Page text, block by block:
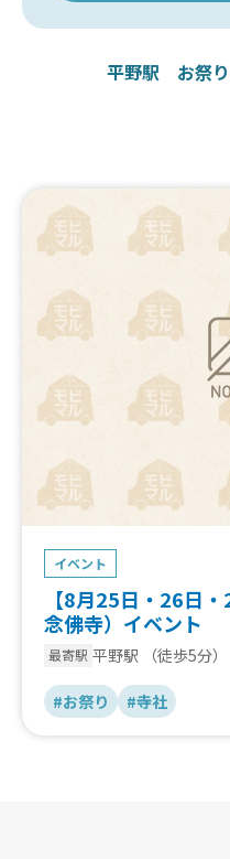
平野駅 お祭り
イベント
【8月25日・26日
念佛寺）イベント
最寄駅 平野駅 （徒歩5分）
#お祭り #寺社